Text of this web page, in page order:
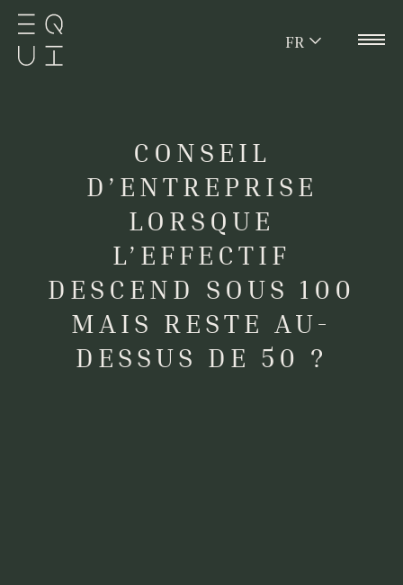
FR
CONSEIL
D’ENTREPRISE
LORSQUE
L’EFFECTIF
DESCEND SOUS 100
MAIS RESTE AU-
DESSUS DE 50 ?